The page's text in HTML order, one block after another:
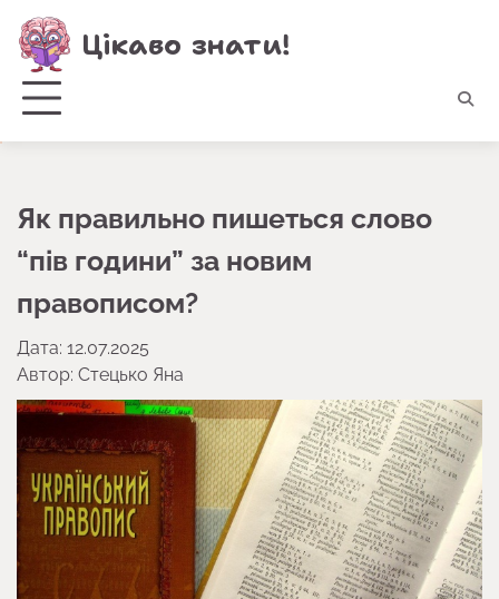
Перейти
до
вмісту
Цікаво знати!
Як правильно пишеться слово
“пів години” за новим
правописом?
Дата: 12.07.2025
Автор: Стецько Яна